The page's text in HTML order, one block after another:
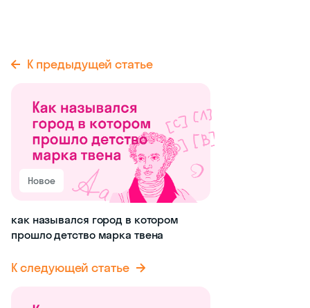
К предыдущей статье
Новое
как назывался город в котором
прошло детство марка твена
К следующей статье